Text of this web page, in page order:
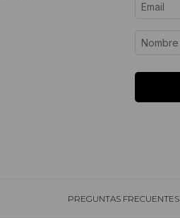
PREGUNTAS FRECUENTES